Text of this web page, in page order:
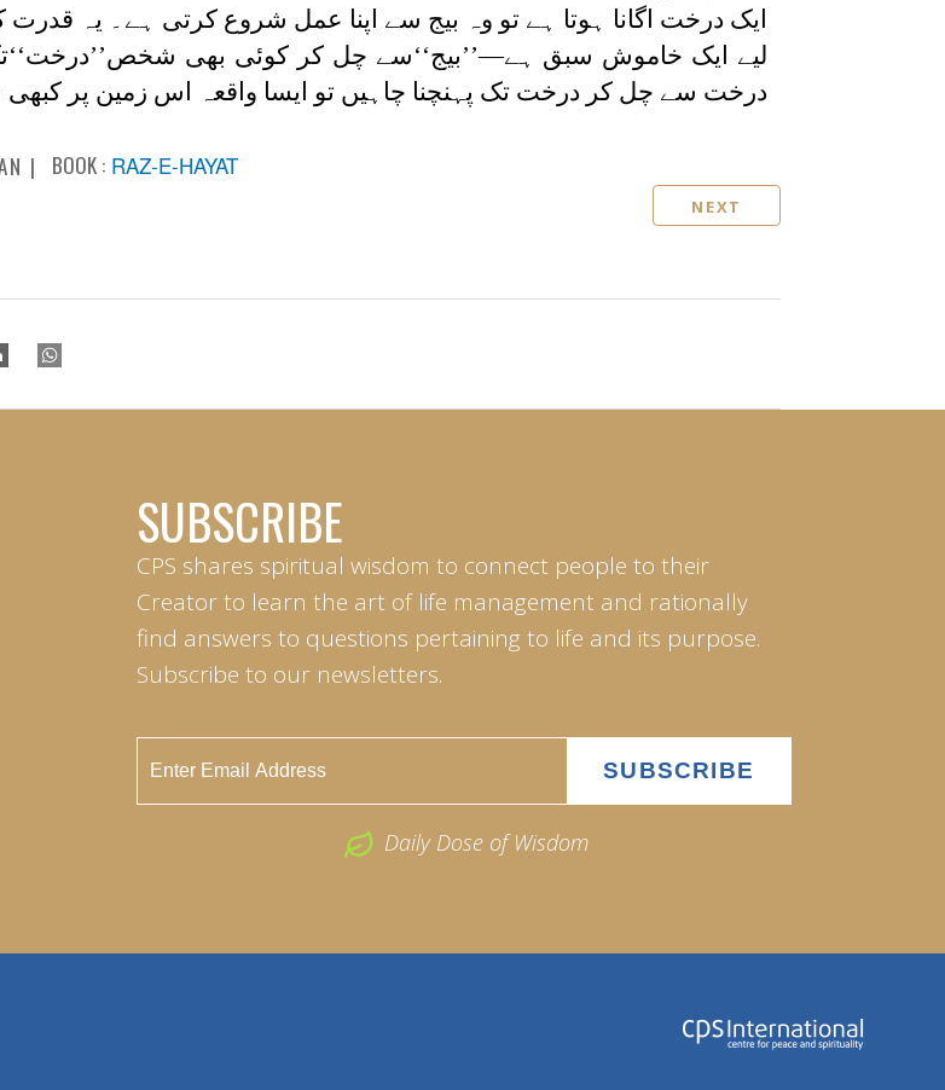
ایک درخت اگانا ہوتا ہے تو وہ بیج سے اپنا عمل شروع کرتی ہے۔ یہ
لیے ایک خاموش سبق ہے—’’بیج‘‘سے چل کر کوئی بھی
درخت سے چل کر درخت تک پہنچنا چاہیں تو ایسا واقعہ اس زمین پر کبھی
BOOK : RAZ-E-HAYAT
NEXT
SUBSCRIBE
CPS shares spiritual wisdom to connect people to their
Creator to learn the art of life management and rationally
find answers to questions pertaining to life and its purpose.
Subscribe to our newsletters.
Daily Dose of Wisdom